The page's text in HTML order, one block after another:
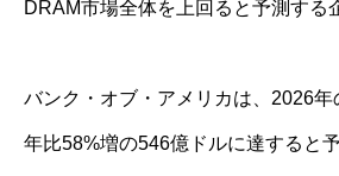
DRAM市場全体を上回ると予測する
バンク・オブ・アメリカは、2026
年比58%増の546億ドルに達すると